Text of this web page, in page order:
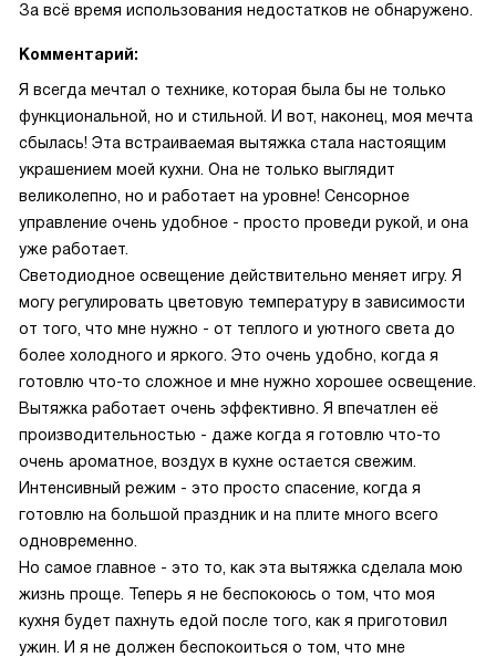
За всё время использования недостатков не обнаружено.
Комментарий:
Я всегда мечтал о технике, которая была бы не только
функциональной, но и стильной. И вот, наконец, моя мечта
сбылась! Эта встраиваемая вытяжка стала настоящим
украшением моей кухни. Она не только выглядит
великолепно, но и работает на уровне! Сенсорное
управление очень удобное - просто проведи рукой, и она
уже работает.
Светодиодное освещение действительно меняет игру. Я
могу регулировать цветовую температуру в зависимости
от того, что мне нужно - от теплого и уютного света до
более холодного и яркого. Это очень удобно, когда я
готовлю что-то сложное и мне нужно хорошее освещение.
Вытяжка работает очень эффективно. Я впечатлен её
производительностью - даже когда я готовлю что-то
очень ароматное, воздух в кухне остается свежим.
Интенсивный режим - это просто спасение, когда я
готовлю на большой праздник и на плите много всего
одновременно.
Но самое главное - это то, как эта вытяжка сделала мою
жизнь проще. Теперь я не беспокоюсь о том, что моя
кухня будет пахнуть едой после того, как я приготовил
ужин. И я не должен беспокоиться о том, что мне